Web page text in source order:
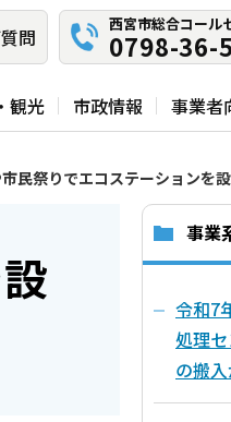
問
西宮市総合コール
0798-36-
観光 市政情報 事業者
民祭りでエコステーションを
事業
令和7
処理
の搬